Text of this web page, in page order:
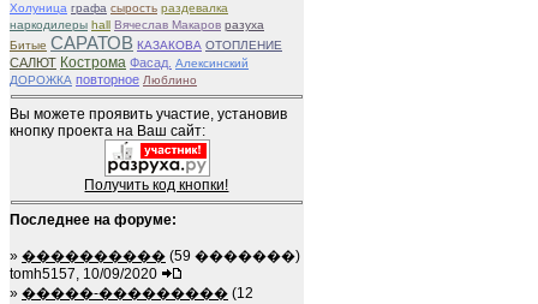
Холуница графа сырость раздевалка
наркодилеры hall Вячеслав Макаров разуха
Битые САРАТОВ КАЗАКОВА ОТОПЛЕНИЕ
САЛЮТ Кострома Фасад. Алексинский
ДОРОЖКА повторное Люблино
Вы можете проявить участие, установив
кнопку проекта на Ваш сайт:
Получить код кнопки!
Последнее на форуме:
» ���������� (59 �������)
tomh5157, 10/09/2020
» �����-��������� (12